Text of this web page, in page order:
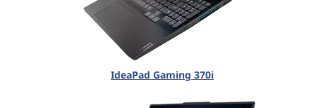
IdeaPad Gaming 370i